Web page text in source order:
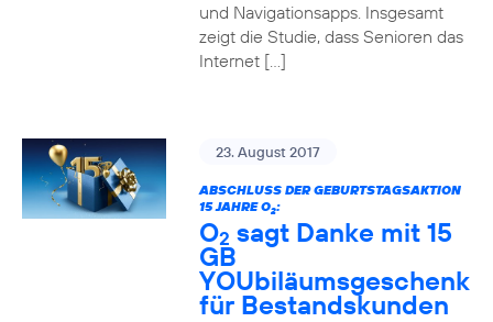
und Navigationsapps. Insgesamt
zeigt die Studie, dass Senioren das
Internet […]
23. August 2017
ABSCHLUSS DER GEBURTSTAGSAKTION
15 JAHRE O2:
O2 sagt Danke mit 15
GB
YOUbiläumsgeschenk
für Bestandskunden